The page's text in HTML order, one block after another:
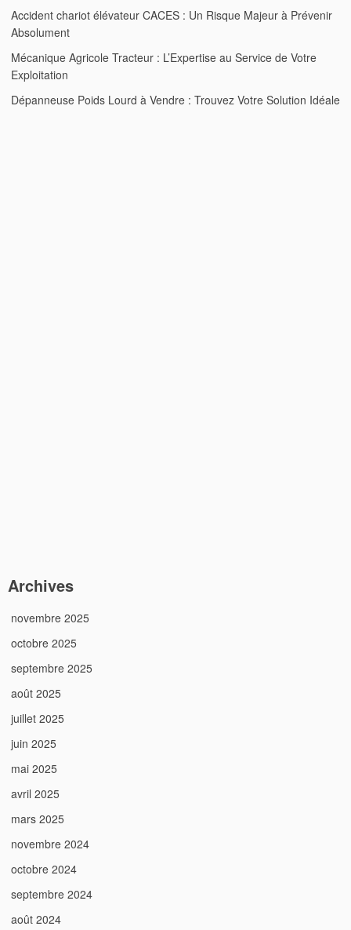
Accident chariot élévateur CACES : Un Risque Majeur à Prévenir
Absolument
Mécanique Agricole Tracteur : L’Expertise au Service de Votre
Exploitation
Dépanneuse Poids Lourd à Vendre : Trouvez Votre Solution Idéale
Archives
novembre 2025
octobre 2025
septembre 2025
août 2025
juillet 2025
juin 2025
mai 2025
avril 2025
mars 2025
novembre 2024
octobre 2024
septembre 2024
août 2024